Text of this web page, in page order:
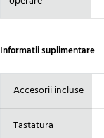
Informatii suplimentare
Accesorii incluse
Tastatura